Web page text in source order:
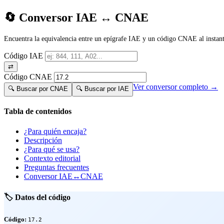
🔄 Conversor IAE ↔ CNAE
Encuentra la equivalencia entre un epígrafe IAE y un código CNAE al
Código IAE
⇄
Código CNAE
🔍 Buscar por CNAE 🔍 Buscar por IAE Ver conversor completo →
Tabla de contenidos
¿Para quién encaja?
Descripción
¿Para qué se usa?
Contexto editorial
Preguntas frecuentes
Conversor IAE↔CNAE
🏷️ Datos del código
Código: 17.2